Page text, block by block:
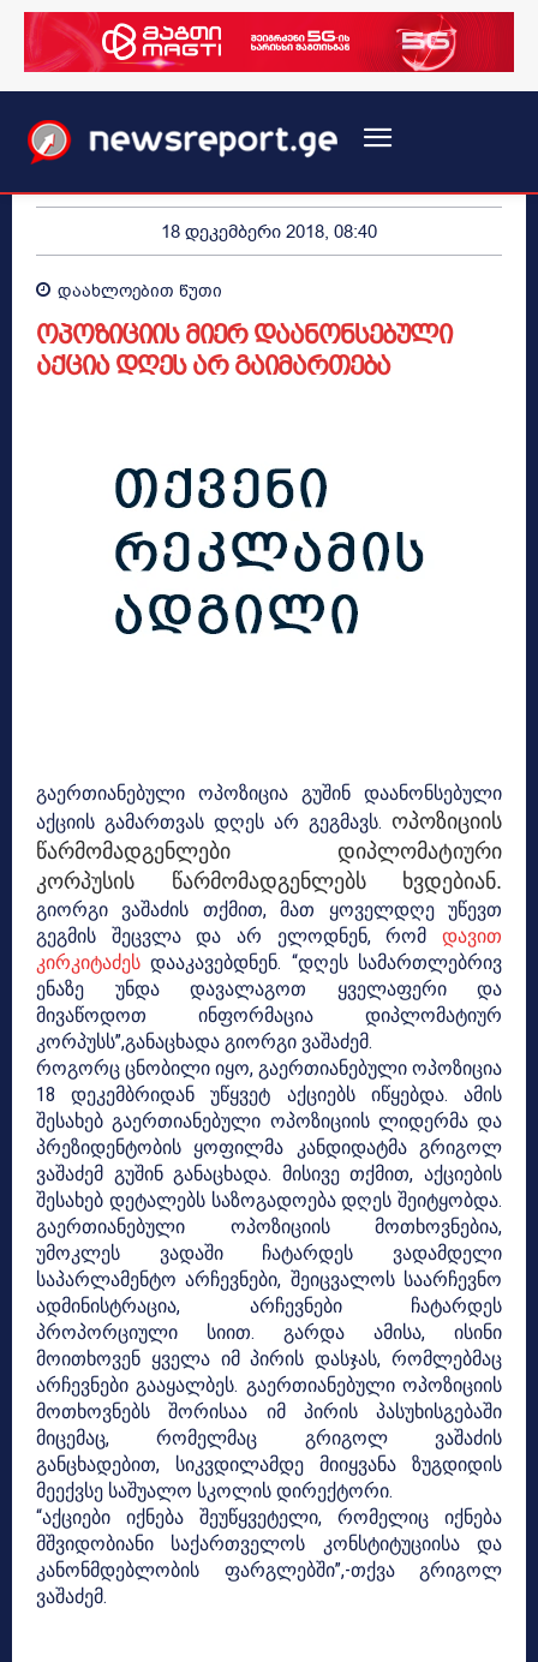
18 დეკემბერი 2018, 08:40
დაახლოებით წუთი
ოპოზიციის მიერ დაანონსებული
აქცია დღეს არ გაიმართება
გაერთიანებული ოპოზიცია გუშინ დაანონსებული
აქციის გამართვას დღეს არ გეგმავს. ოპოზიციის
წარმომადგენლები დიპლომატიური
კორპუსის წარმომადგენლებს ხვდებიან.
გიორგი ვაშაძის თქმით, მათ ყოველდღე უწევთ
გეგმის შეცვლა და არ ელოდნენ, რომ დავით
კირკიტაძეს დააკავებდნენ. “დღეს სამართლებრივ
ენაზე უნდა დავალაგოთ ყველაფერი და
მივაწოდოთ ინფორმაცია დიპლომატიურ
კორპუსს”,განაცხადა გიორგი ვაშაძემ.
როგორც ცნობილი იყო, გაერთიანებული ოპოზიცია
18 დეკემბრიდან უწყვეტ აქციებს იწყებდა. ამის
შესახებ გაერთიანებული ოპოზიციის ლიდერმა და
პრეზიდენტობის ყოფილმა კანდიდატმა გრიგოლ
ვაშაძემ გუშინ განაცხადა. მისივე თქმით, აქციების
შესახებ დეტალებს საზოგადოება დღეს შეიტყობდა.
გაერთიანებული ოპოზიციის მოთხოვნებია,
უმოკლეს ვადაში ჩატარდეს ვადამდელი
საპარლამენტო არჩევნები, შეიცვალოს საარჩევნო
ადმინისტრაცია, არჩევნები ჩატარდეს
პროპორციული სიით. გარდა ამისა, ისინი
მოითხოვენ ყველა იმ პირის დასჯას, რომლებმაც
არჩევნები გააყალბეს. გაერთიანებული ოპოზიციის
მოთხოვნებს შორისაა იმ პირის პასუხისგებაში
მიცემაც, რომელმაც გრიგოლ ვაშაძის
განცხადებით, სიკვდილამდე მიიყვანა ზუგდიდის
მეექვსე საშუალო სკოლის დირექტორი.
“აქციები იქნება შეუწყვეტელი, რომელიც იქნება
მშვიდობიანი საქართველოს კონსტიტუციისა და
კანონმდებლობის ფარგლებში”,-თქვა გრიგოლ
ვაშაძემ.